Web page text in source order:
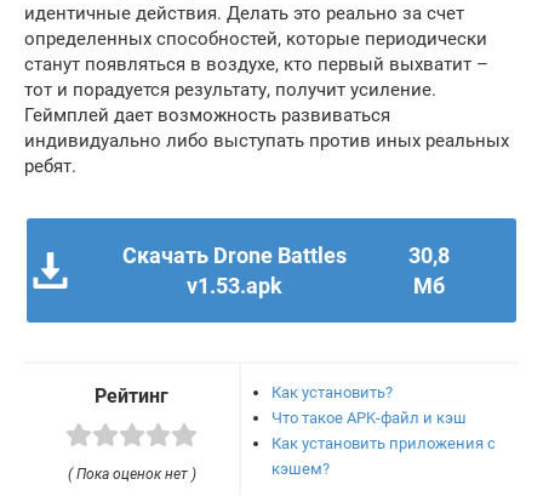
идентичные действия. Делать это реально за счет
определенных способностей, которые периодически
станут появляться в воздухе, кто первый выхватит –
тот и порадуется результату, получит усиление.
Геймплей дает возможность развиваться
индивидуально либо выступать против иных реальных
ребят.
Скачать Drone Battles
v1.53.apk
30,8
Мб
Рейтинг
( Пока оценок нет )
Как установить?
Что такое APK-файл и кэш
Как установить приложения с
кэшем?